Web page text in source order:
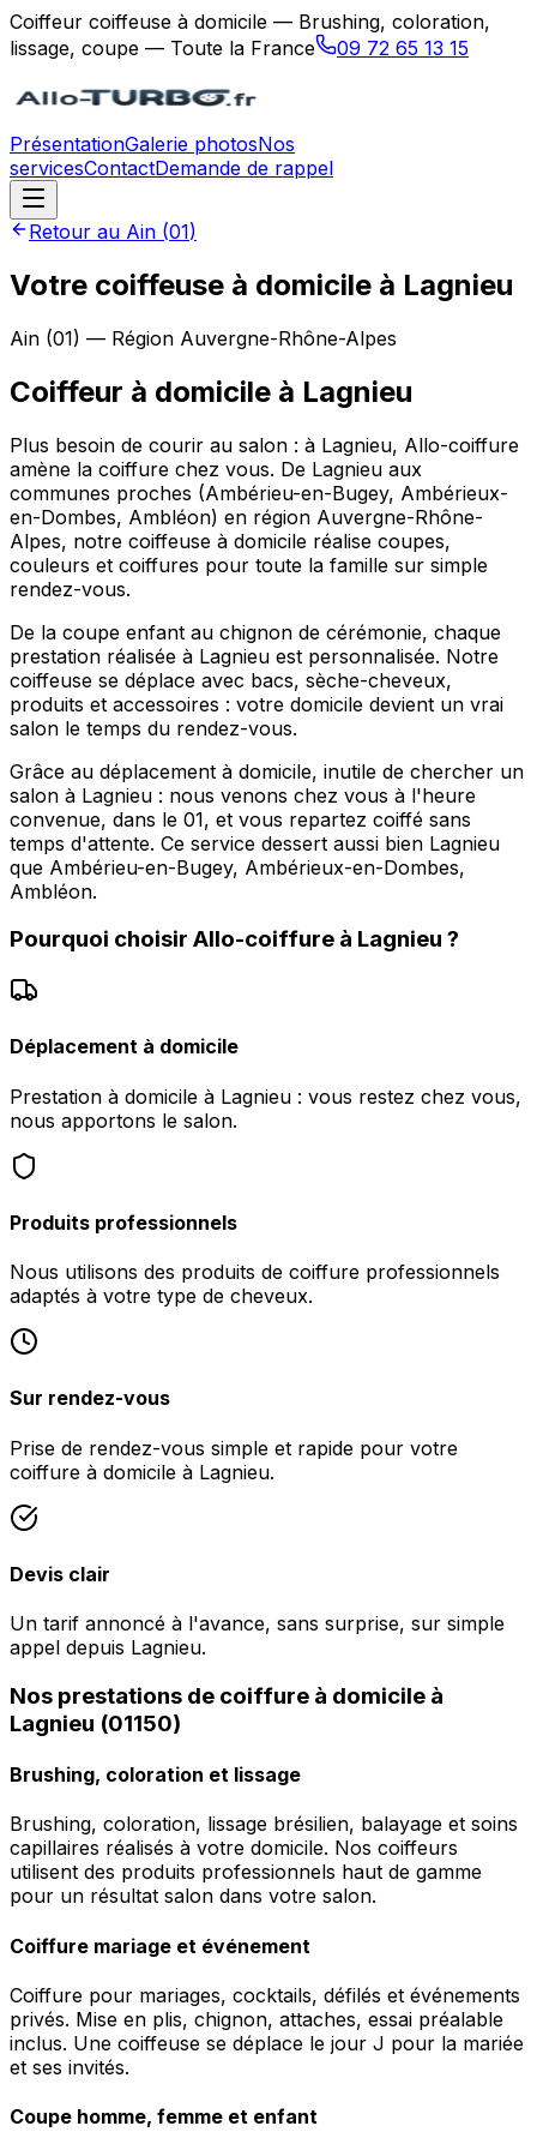
Coiffeur coiffeuse à domicile — Brushing, coloration,
lissage, coupe — Toute la France
09 72 65 13 15
PrésentationGalerie photosNos
servicesContactDemande de rappel
Retour au Ain (01)
Votre coiffeuse à domicile à Lagnieu
Ain (01) — Région Auvergne-Rhône-Alpes
Coiffeur à domicile à Lagnieu
Plus besoin de courir au salon : à Lagnieu, Allo-coiffure
amène la coiffure chez vous. De Lagnieu aux
communes proches (Ambérieu-en-Bugey, Ambérieux-
en-Dombes, Ambléon) en région Auvergne-Rhône-
Alpes, notre coiffeuse à domicile réalise coupes,
couleurs et coiffures pour toute la famille sur simple
rendez-vous.
De la coupe enfant au chignon de cérémonie, chaque
prestation réalisée à Lagnieu est personnalisée. Notre
coiffeuse se déplace avec bacs, sèche-cheveux,
produits et accessoires : votre domicile devient un vrai
salon le temps du rendez-vous.
Grâce au déplacement à domicile, inutile de chercher un
salon à Lagnieu : nous venons chez vous à l'heure
convenue, dans le 01, et vous repartez coiffé sans
temps d'attente. Ce service dessert aussi bien Lagnieu
que Ambérieu-en-Bugey, Ambérieux-en-Dombes,
Ambléon.
Pourquoi choisir Allo-coiffure à Lagnieu ?
Déplacement à domicile
Prestation à domicile à Lagnieu : vous restez chez vous,
nous apportons le salon.
Produits professionnels
Nous utilisons des produits de coiffure professionnels
adaptés à votre type de cheveux.
Sur rendez-vous
Prise de rendez-vous simple et rapide pour votre
coiffure à domicile à Lagnieu.
Devis clair
Un tarif annoncé à l'avance, sans surprise, sur simple
appel depuis Lagnieu.
Nos prestations de coiffure à domicile à
Lagnieu (01150)
Brushing, coloration et lissage
Brushing, coloration, lissage brésilien, balayage et soins
capillaires réalisés à votre domicile. Nos coiffeurs
utilisent des produits professionnels haut de gamme
pour un résultat salon dans votre salon.
Coiffure mariage et événement
Coiffure pour mariages, cocktails, défilés et événements
privés. Mise en plis, chignon, attaches, essai préalable
inclus. Une coiffeuse se déplace le jour J pour la mariée
et ses invités.
Coupe homme, femme et enfant